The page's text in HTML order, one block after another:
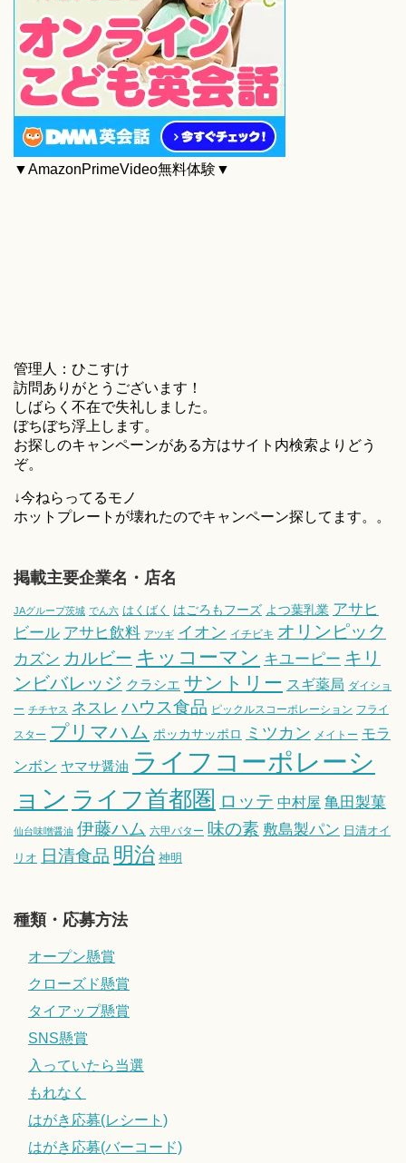
▼AmazonPrimeVideo無料体験▼
管理人：ひこすけ
訪問ありがとうございます！
しばらく不在で失礼しました。
ぼちぼち浮上します。
お探しのキャンペーンがある方はサイト内検索よりどう
ぞ。
↓今ねらってるモノ
ホットプレートが壊れたのでキャンペーン探してます。。
掲載主要企業名・店名
JAグループ茨城 でん六 はくばく はごろもフーズ よつ葉乳業 アサヒ
ビール アサヒ飲料 アツギ イオン イチビキ オリンピック
カズン カルビー キッコーマン キユーピー キリ
ンビバレッジ クラシエ サントリー スギ薬局 ダイショ
ー チチヤス ネスレ ハウス食品 ピックルスコーポレーション フライ
スター プリマハム ポッカサッポロ ミツカン メイトー モラ
ンボン ヤマサ醤油 ライフコーポレーシ
ョン ライフ首都圏 ロッテ 中村屋 亀田製菓
仙台味噌醤油 伊藤ハム 六甲バター 味の素 敷島製パン 日清オイ
リオ 日清食品 明治 神明
種類・応募方法
オープン懸賞
クローズド懸賞
タイアップ懸賞
SNS懸賞
入っていたら当選
もれなく
はがき応募(レシート)
はがき応募(バーコード)